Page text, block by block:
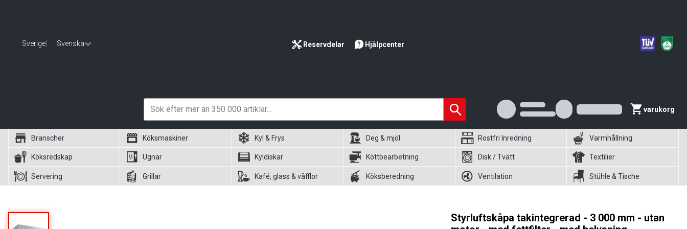
Sverige Svenska Reservdelar Hjälpcenter
varukorg
Branscher Köksmaskiner Kyl & Frys Deg & mjöl Rostfri Inredning Varmhållning
Köksredskap Ugnar Kyldiskar Köttbearbetning Disk / Tvätt Textilier
Servering Grillar Kafé, glass & våfflor Köksberedning Ventilation Stühle & Tische
Styrluftskåpa takintegrerad - 3 000 mm - utan